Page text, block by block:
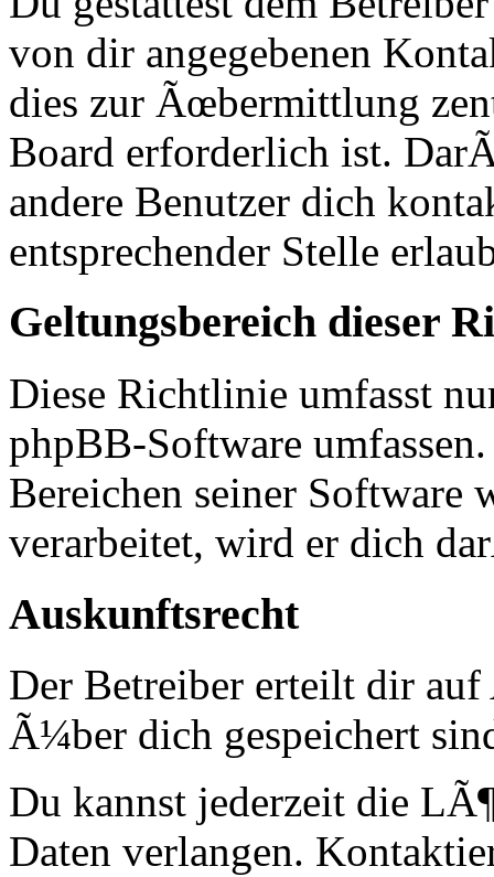
von dir angegebenen
dies zur Ãœbermittlung
Board erforderlich ist.
andere Benutzer dich
entsprechender Stelle
Geltungsbereich dieser
Diese Richtlinie umfasst
phpBB-Software
Bereichen seiner Software
verarbeitet, wird er dich
Auskunftsrecht
Der Betreiber erteilt dir
Ã¼ber dich gespeichert
Du kannst jederzeit die
Daten verlangen.